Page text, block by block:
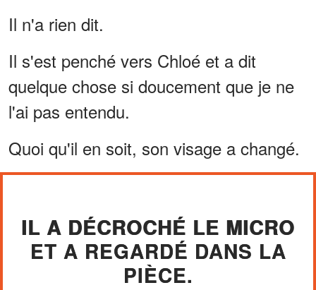
Il n'a rien dit.
Il s'est penché vers Chloé et a dit
quelque chose si doucement que je ne
l'ai pas entendu.
Quoi qu'il en soit, son visage a changé.
IL A DÉCROCHÉ LE MICRO
ET A REGARDÉ DANS LA
PIÈCE.